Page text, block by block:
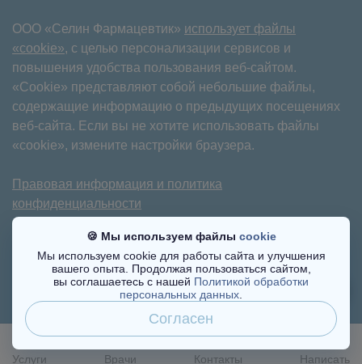
ООО «Селин Фармацевтик» использует файлы
«cookie», с целью персонализации сервисов и
повышения удобства пользования веб-сайтом.
«Cookie» представляют собой небольшие файлы,
содержащие информацию о предыдущих посещениях
веб-сайта. Если вы не хотите использовать файлы
«cookie», измените настройки браузера.
Правовая информация и политика
конфиденциальности
Имеются противопоказания. Требуется
консультация специалиста.
©2017-2025
🍪 Мы используем файлы cookie
Мы используем cookie для работы сайта и улучшения
вашего опыта. Продолжая пользоваться сайтом,
вы соглашаетесь с нашей Политикой обработки
персональных данных
Согласен
Услуги Врачи Контакты Написать